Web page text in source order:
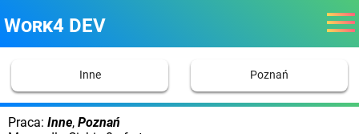
Work4 DEV
Inne Poznań
Praca: Inne, Poznań